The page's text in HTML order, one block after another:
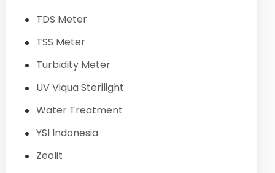
TDS Meter
TSS Meter
Turbidity Meter
UV Viqua Sterilight
Water Treatment
YSI Indonesia
Zeolit